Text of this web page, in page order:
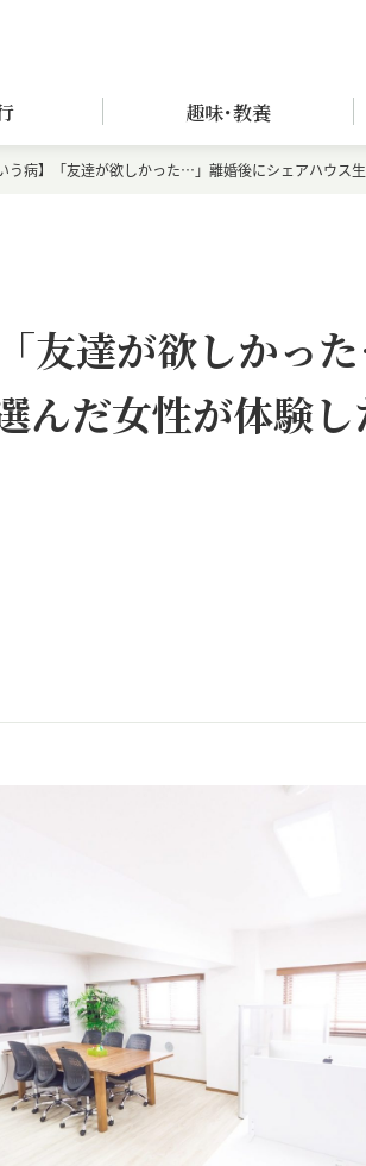
趣味･教養
いう病】「友達が欲しかった…」離婚後にシェアハウス
友達が欲しかっ
んだ女性が体験